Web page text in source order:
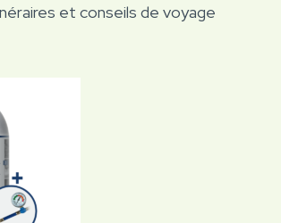
et conseils de voyage